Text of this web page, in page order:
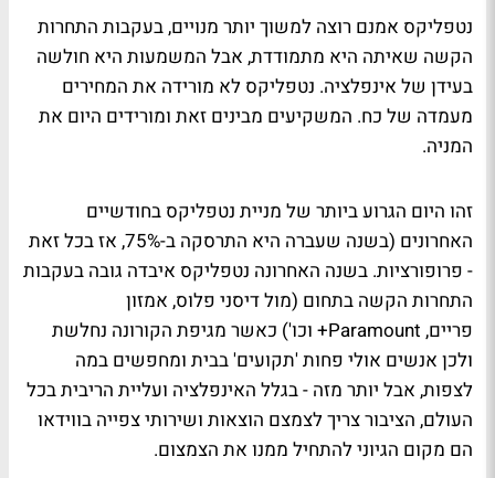
נטפליקס אמנם רוצה למשוך יותר מנויים, בעקבות התחרות
הקשה שאיתה היא מתמודדת, אבל המשמעות היא חולשה
בעידן של אינפלציה. נטפליקס לא מורידה את המחירים
מעמדה של כח. המשקיעים מבינים זאת ומורידים היום את
המניה.
זהו היום הגרוע ביותר של מניית נטפליקס בחודשיים
האחרונים (בשנה שעברה היא התרסקה ב-75%, אז בכל זאת
- פרופורציות. בשנה האחרונה נטפליקס איבדה גובה בעקבות
התחרות הקשה בתחום (מול דיסני פלוס, אמזון
פריים, Paramount+ וכו') כאשר מגיפת הקורונה נחלשת
ולכן אנשים אולי פחות 'תקועים' בבית ומחפשים במה
לצפות, אבל יותר מזה - בגלל האינפלציה ועליית הריבית בכל
העולם, הציבור צריך לצמצם הוצאות ושירותי צפייה בווידאו
הם מקום הגיוני להתחיל ממנו את הצמצום.